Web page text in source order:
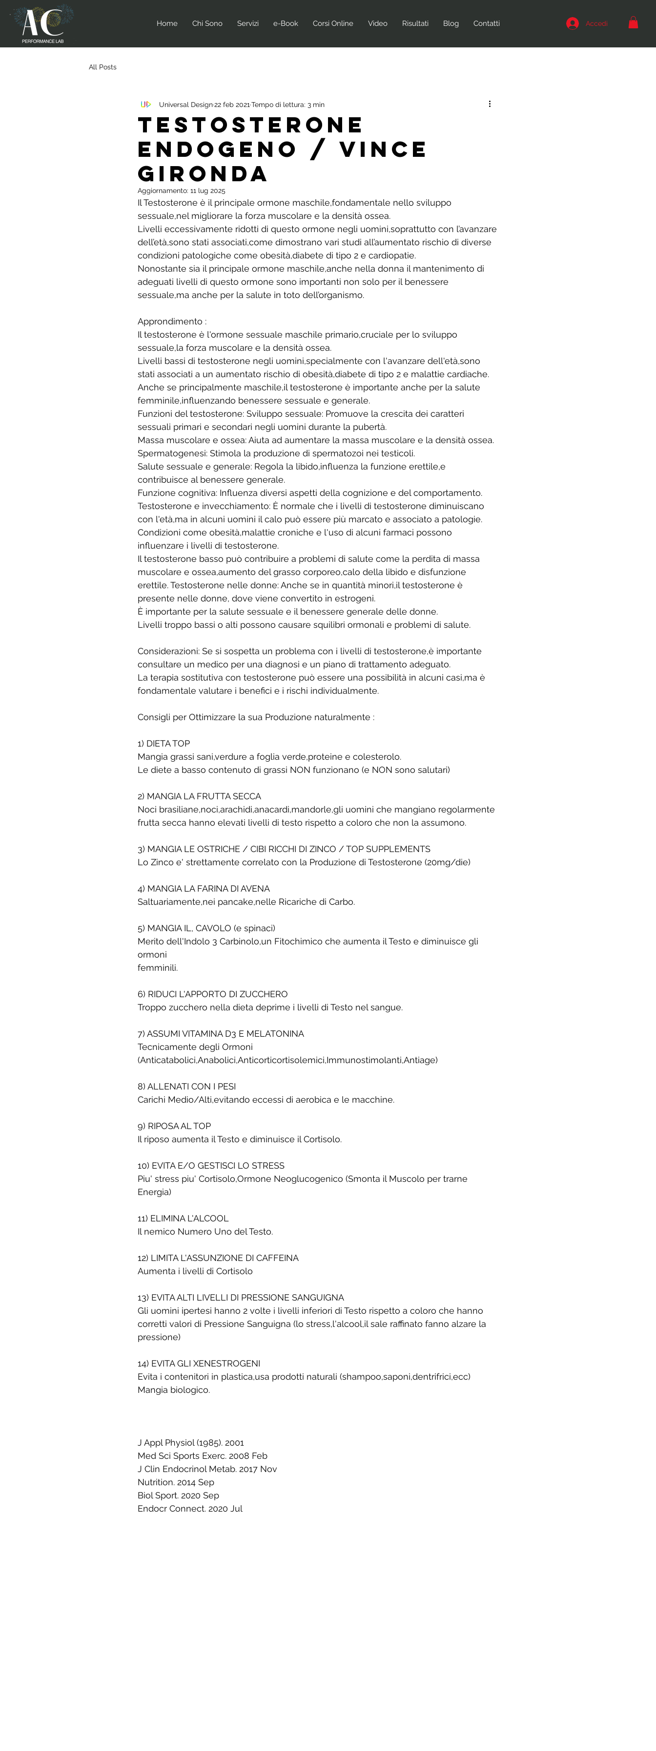
Home Chi Sono Servizi e-Book Corsi Online Video Risultati Blog Contatti Accedi
All Posts
TESTOSTERONE
ENDOGENO / VINCE
GIRONDA
Universal Design22 feb 2021 Tempo di lettura: 3 min
Aggiornamento: 11 lug 2025
Il Testosterone è il principale ormone maschile,fondamentale nello sviluppo
sessuale,nel migliorare la forza muscolare e la densità ossea.
Livelli eccessivamente ridotti di questo ormone negli uomini,soprattutto con l’avanzare
dell’età,sono stati associati,come dimostrano vari studi all’aumentato rischio di diverse
condizioni patologiche come obesità,diabete di tipo 2 e cardiopatie.
Nonostante sia il principale ormone maschile,anche nella donna il mantenimento di
adeguati livelli di questo ormone sono importanti non solo per il benessere
sessuale,ma anche per la salute in toto dell’organismo.
Approndimento :
Il testosterone è l'ormone sessuale maschile primario,cruciale per lo sviluppo
sessuale,la forza muscolare e la densità ossea.
Livelli bassi di testosterone negli uomini,specialmente con l'avanzare dell'età,sono
stati associati a un aumentato rischio di obesità,diabete di tipo 2 e malattie cardiache.
Anche se principalmente maschile,il testosterone è importante anche per la salute
femminile,influenzando benessere sessuale e generale.
Funzioni del testosterone: Sviluppo sessuale: Promuove la crescita dei caratteri
sessuali primari e secondari negli uomini durante la pubertà.
Massa muscolare e ossea: Aiuta ad aumentare la massa muscolare e la densità ossea.
Spermatogenesi: Stimola la produzione di spermatozoi nei testicoli.
Salute sessuale e generale: Regola la libido,influenza la funzione erettile,e
contribuisce al benessere generale.
Funzione cognitiva: Influenza diversi aspetti della cognizione e del comportamento.
Testosterone e invecchiamento: È normale che i livelli di testosterone diminuiscano
con l'età,ma in alcuni uomini il calo può essere più marcato e associato a patologie.
Condizioni come obesità,malattie croniche e l'uso di alcuni farmaci possono
influenzare i livelli di testosterone.
Il testosterone basso può contribuire a problemi di salute come la perdita di massa
muscolare e ossea,aumento del grasso corporeo,calo della libido e disfunzione
erettile. Testosterone nelle donne: Anche se in quantità minori,il testosterone è
presente nelle donne, dove viene convertito in estrogeni.
È importante per la salute sessuale e il benessere generale delle donne.
Livelli troppo bassi o alti possono causare squilibri ormonali e problemi di salute.
Considerazioni: Se si sospetta un problema con i livelli di testosterone,è importante
consultare un medico per una diagnosi e un piano di trattamento adeguato.
La terapia sostitutiva con testosterone può essere una possibilità in alcuni casi,ma è
fondamentale valutare i benefici e i rischi individualmente.
Consigli per Ottimizzare la sua Produzione naturalmente :
1) DIETA TOP
Mangia grassi sani,verdure a foglia verde,proteine e colesterolo.
Le diete a basso contenuto di grassi NON funzionano (e NON sono salutari)
2) MANGIA LA FRUTTA SECCA
Noci brasiliane,noci,arachidi,anacardi,mandorle,gli uomini che mangiano regolarmente
frutta secca hanno elevati livelli di testo rispetto a coloro che non la assumono.
3) MANGIA LE OSTRICHE / CIBI RICCHI DI ZINCO / TOP SUPPLEMENTS
Lo Zinco e' strettamente correlato con la Produzione di Testosterone (20mg/die)
4) MANGIA LA FARINA DI AVENA
Saltuariamente,nei pancake,nelle Ricariche di Carbo.
5) MANGIA IL, CAVOLO (e spinaci)
Merito dell'Indolo 3 Carbinolo,un Fitochimico che aumenta il Testo e diminuisce gli
ormoni
femminili.
6) RIDUCI L'APPORTO DI ZUCCHERO
Troppo zucchero nella dieta deprime i livelli di Testo nel sangue.
7) ASSUMI VITAMINA D3 E MELATONINA
Tecnicamente degli Ormoni
(Anticatabolici,Anabolici,Anticorticortisolemici,Immunostimolanti,Antiage)
8) ALLENATI CON I PESI
Carichi Medio/Alti,evitando eccessi di aerobica e le macchine.
9) RIPOSA AL TOP
Il riposo aumenta il Testo e diminuisce il Cortisolo.
10) EVITA E/O GESTISCI LO STRESS
Piu' stress piu' Cortisolo,Ormone Neoglucogenico (Smonta il Muscolo per trarne
Energia)
11) ELIMINA L'ALCOOL
Il nemico Numero Uno del Testo.
12) LIMITA L'ASSUNZIONE DI CAFFEINA
Aumenta i livelli di Cortisolo
13) EVITA ALTI LIVELLI DI PRESSIONE SANGUIGNA
Gli uomini ipertesi hanno 2 volte i livelli inferiori di Testo rispetto a coloro che hanno
corretti valori di Pressione Sanguigna (lo stress,l'alcool,il sale raffinato fanno alzare la
pressione)
14) EVITA GLI XENESTROGENI
Evita i contenitori in plastica,usa prodotti naturali (shampoo,saponi,dentrifrici,ecc)
Mangia biologico.
J Appl Physiol (1985). 2001
Med Sci Sports Exerc. 2008 Feb
J Clin Endocrinol Metab. 2017 Nov
Nutrition. 2014 Sep
Biol Sport. 2020 Sep
Endocr Connect. 2020 Jul